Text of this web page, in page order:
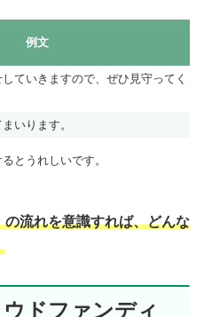
例文
ていきますので、ぜひ見守ってく
いります。
とうれしいです。
流れを意識すれば、どんな
ドファンディ